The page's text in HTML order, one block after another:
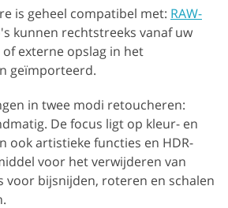
is geheel compatibel met: RAW-
kunnen rechtstreeks vanaf uw
externe opslag in het
geïmporteerd.
in twee modi retoucheren:
De focus ligt op kleur- en
ook artistieke functies en HDR-
voor het verwijderen van
voor bijsnijden, roteren en schalen